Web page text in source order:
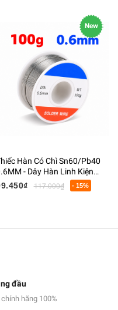
New
Hàn Có Chì Sn60/Pb40
- Dây Hàn Linh Kiện
Tử Có Lõi Flux
117.000₫ - 15%
đầu
hãng 100%